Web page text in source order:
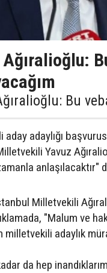
Ağıralioğlu:
Bu
adaylığı
Yavuz
anlaşılacaktır"
Milletvekili
"Malum ve
milletvekili adaylık
da hep